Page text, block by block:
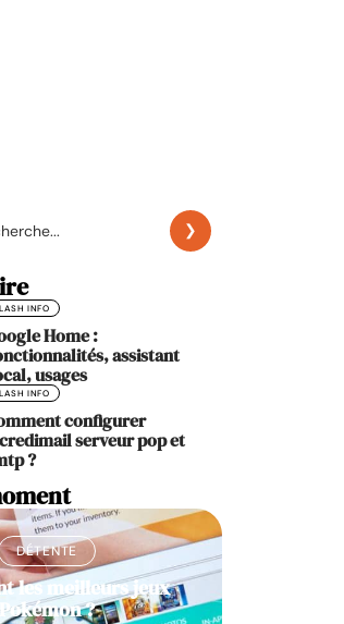
INFO
Home :
assistant
usages
INFO
configurer
serveur pop et
?
DÉTENTE
les meilleurs jeux
Pokémon ?